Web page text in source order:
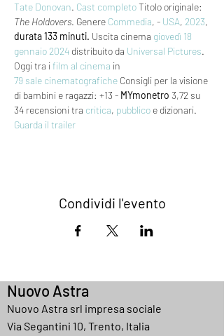
Tate Donovan. Cast completo Titolo originale:
The Holdovers. Genere Commedia, - USA, 2023,
durata 133 minuti. Uscita cinema giovedì 18
gennaio 2024 distribuito da Universal Pictures.
Oggi tra i film al cinema in
79 sale cinematografiche Consigli per la visione
di bambini e ragazzi: +13 - MYmonetro 3,72 su
34 recensioni tra critica, pubblico e dizionari.
Guarda il trailer
Condividi l'evento
Nuovo Astra
Nuovo Astra srl impresa sociale
Via Segantini 10, Trento, Italia